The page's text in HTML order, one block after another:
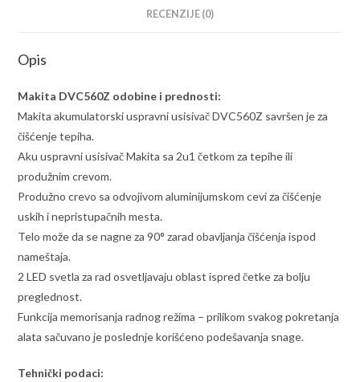
RECENZIJE (0)
Opis
Makita DVC560Z odobine i prednosti:
Makita akumulatorski uspravni usisivač DVC560Z savršen je za
čišćenje tepiha.
Aku uspravni usisivač Makita sa 2u1 četkom za tepihe ili
produžnim crevom.
Produžno crevo sa odvojivom aluminijumskom cevi za čišćenje
uskih i nepristupačnih mesta.
Telo može da se nagne za 90° zarad obavljanja čišćenja ispod
nameštaja.
2 LED svetla za rad osvetljavaju oblast ispred četke za bolju
preglednost.
Funkcija memorisanja radnog režima – prilikom svakog pokretanja
alata sačuvano je poslednje korišćeno podešavanja snage.
Tehnički podaci: